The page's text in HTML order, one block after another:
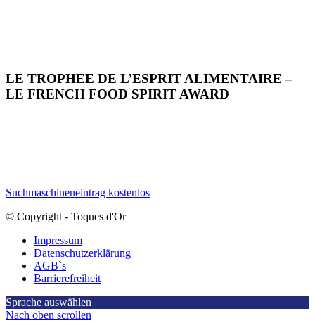
LE TROPHEE DE L’ESPRIT ALIMENTAIRE –
LE FRENCH FOOD SPIRIT AWARD
Suchmaschineneintrag kostenlos
© Copyright - Toques d'Or
Impressum
Datenschutzerklärung
AGB`s
Barrierefreiheit
Sprache auswählen
Nach oben scrollen